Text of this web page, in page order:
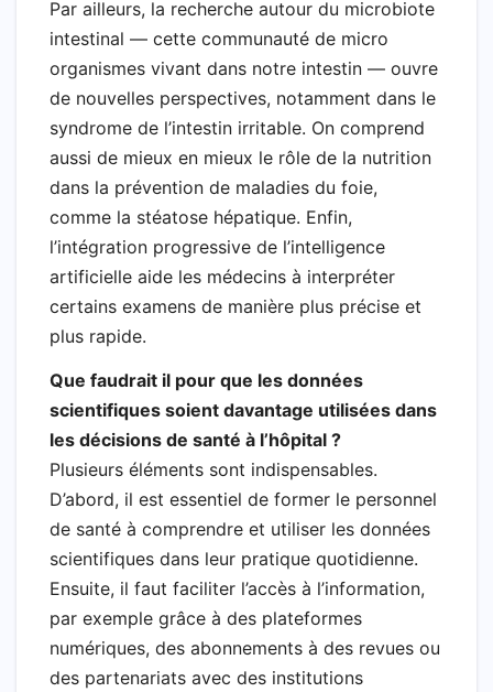
Par ailleurs, la recherche autour du microbiote
intestinal — cette communauté de micro
organismes vivant dans notre intestin — ouvre
de nouvelles perspectives, notamment dans le
syndrome de l’intestin irritable. On comprend
aussi de mieux en mieux le rôle de la nutrition
dans la prévention de maladies du foie,
comme la stéatose hépatique. Enfin,
l’intégration progressive de l’intelligence
artificielle aide les médecins à interpréter
certains examens de manière plus précise et
plus rapide.
Que faudrait il pour que les données
scientifiques soient davantage utilisées dans
les décisions de santé à l’hôpital ?
Plusieurs éléments sont indispensables.
D’abord, il est essentiel de former le personnel
de santé à comprendre et utiliser les données
scientifiques dans leur pratique quotidienne.
Ensuite, il faut faciliter l’accès à l’information,
par exemple grâce à des plateformes
numériques, des abonnements à des revues ou
des partenariats avec des institutions